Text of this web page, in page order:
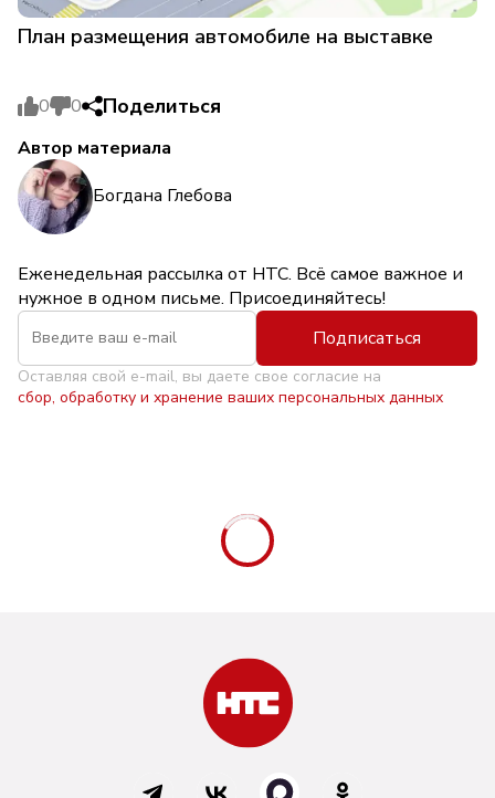
План размещения автомобиле на выставке
0 0 Поделиться
Автор материала
Богдана Глебова
Еженедельная рассылка от НТС. Всё самое важное и
нужное в одном письме. Присоединяйтесь!
Подписаться
Оставляя свой e-mail, вы даете свое согласие на
сбор, обработку и хранение ваших персональных данных